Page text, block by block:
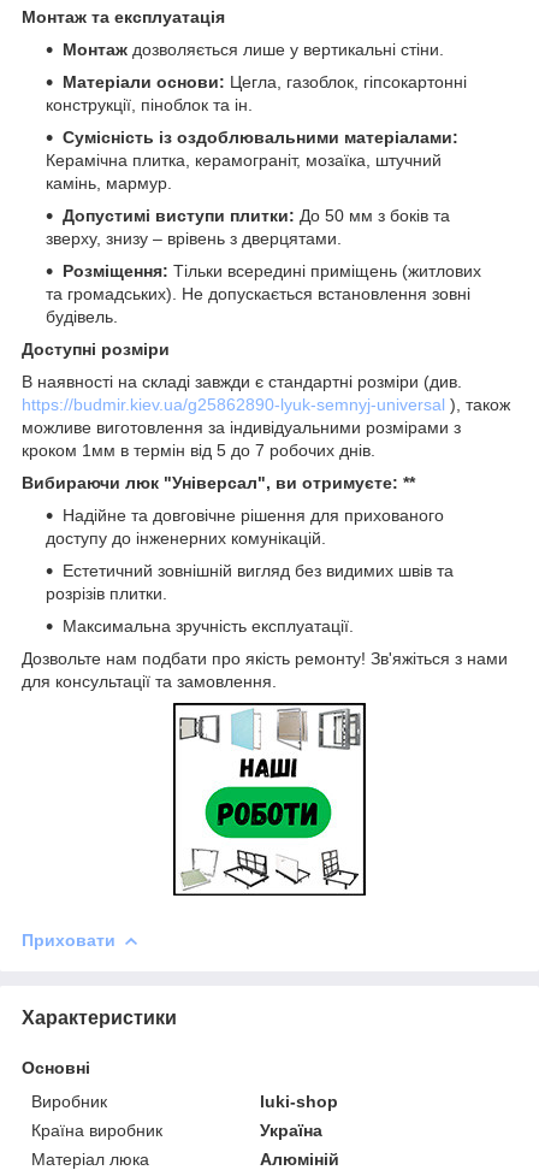
Монтаж та експлуатація
Монтаж дозволяється лише у вертикальні стіни.
Матеріали основи: Цегла, газоблок, гіпсокартонні
конструкції, піноблок та ін.
Сумісність із оздоблювальними матеріалами:
Керамічна плитка, керамограніт, мозаїка, штучний
камінь, мармур.
Допустимі виступи плитки: До 50 мм з боків та
зверху, знизу – врівень з дверцятами.
Розміщення: Тільки всередині приміщень (житлових
та громадських). Не допускається встановлення зовні
будівель.
Доступні розміри
В наявності на складі завжди є стандартні розміри (див.
https://budmir.kiev.ua/g25862890-lyuk-semnyj-universal ), також
можливе виготовлення за індивідуальними розмірами з
кроком 1мм в термін від 5 до 7 робочих днів.
Вибираючи люк "Універсал", ви отримуєте: **
Надійне та довговічне рішення для прихованого
доступу до інженерних комунікацій.
Естетичний зовнішній вигляд без видимих швів та
розрізів плитки.
Максимальна зручність експлуатації.
Дозвольте нам подбати про якість ремонту! Зв'яжіться з нами
для консультації та замовлення.
Приховати
Характеристики
Основні
Виробник
luki-shop
Країна виробник
Україна
Матеріал люка
Алюміній